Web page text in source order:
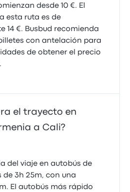
desde 10 €. El
esta ruta es de
14 €. Busbud recomienda
con antelación para
de obtener el precio
el trayecto en
a Cali?
del viaje en autobús de
de 3h 25m, con una
El autobús más rápido